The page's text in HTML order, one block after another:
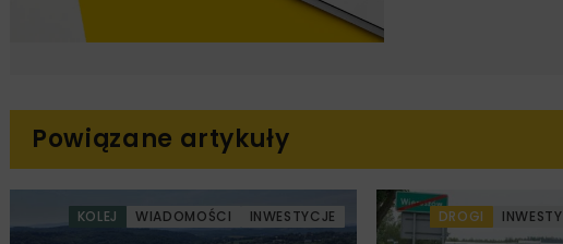
Powiązane artykuły
KOLEJ WIADOMOŚCI INWESTYCJE DROGI